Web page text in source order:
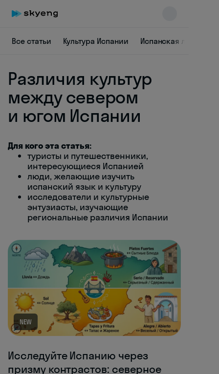
Все статьи Культура Испании Испанская лексика
Различия культур
между севером
и югом Испании
Для кого эта статья:
туристы и путешественники,
интересующиеся Испанией
люди, желающие изучить
испанский язык и культуру
исследователи и культурные
энтузиасты, изучающие
региональные различия Испании
NEW
Исследуйте Испанию через
призму контрастов: северное